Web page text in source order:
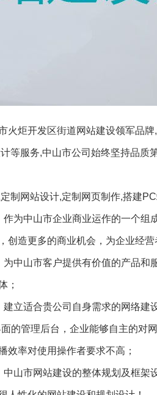
火炬开发区街道网站建设领军品
等服务,中山市公司始终坚持品质
制网站设计,定制网页制作,搭建
作为中山市企业商业运作的一个
创造更多的商业机会，为企业经营
为中山市客户提供有价值的产品
；
建立适合贵公司自身需求的网络
的管理后台，企业能够自主的对
效率对使用操作者要求不高；
中山市网站建设的整体规划及框架